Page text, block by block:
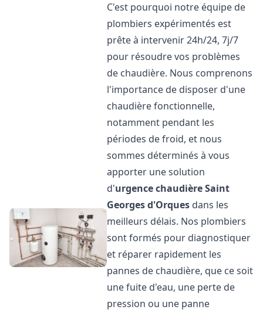
C'est pourquoi notre équipe de
plombiers expérimentés est
prête à intervenir 24h/24, 7j/7
pour résoudre vos problèmes
de chaudière. Nous comprenons
l'importance de disposer d'une
chaudière fonctionnelle,
notamment pendant les
périodes de froid, et nous
sommes déterminés à vous
apporter une solution
d'urgence chaudièreSaint
Georges d'Orques dans les
meilleurs délais. Nos plombiers
sont formés pour diagnostiquer
et réparer rapidement les
pannes de chaudière, que ce soit
une fuite d'eau, une perte de
pression ou une panne